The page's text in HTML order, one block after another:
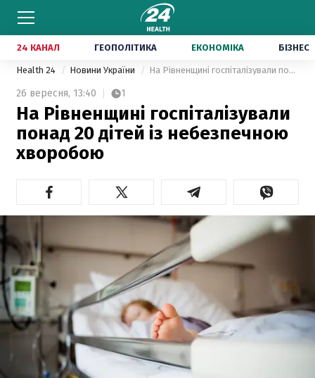
24 КАНАЛ ГЕОПОЛІТИКА ЕКОНОМІКА БІЗНЕС
Health 24 Новини України На Рівненщині госпіталізували понад 20 дітей із небезпечною хворобою
26 вересня, 13:40 1
На Рівненщині госпіталізували
понад 20 дітей із небезпечною
хворобою